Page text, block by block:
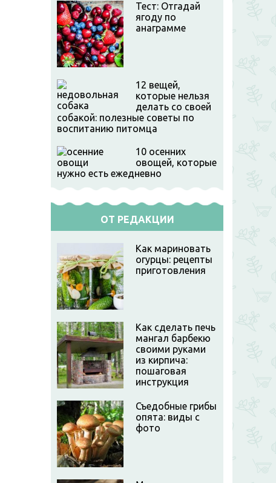
Тест: Отгадай
ягоду по
анаграмме
12 вещей,
которые нельзя
делать со своей
собакой: полезные советы по
воспитанию питомца
10 осенних
овощей, которые
нужно есть ежедневно
ОТ РЕДАКЦИИ
Как мариновать
огурцы: рецепты
приготовления
Как сделать печь
мангал барбекю
своими руками
из кирпича:
пошаговая
инструкция
Съедобные грибы
опята: виды с
фото